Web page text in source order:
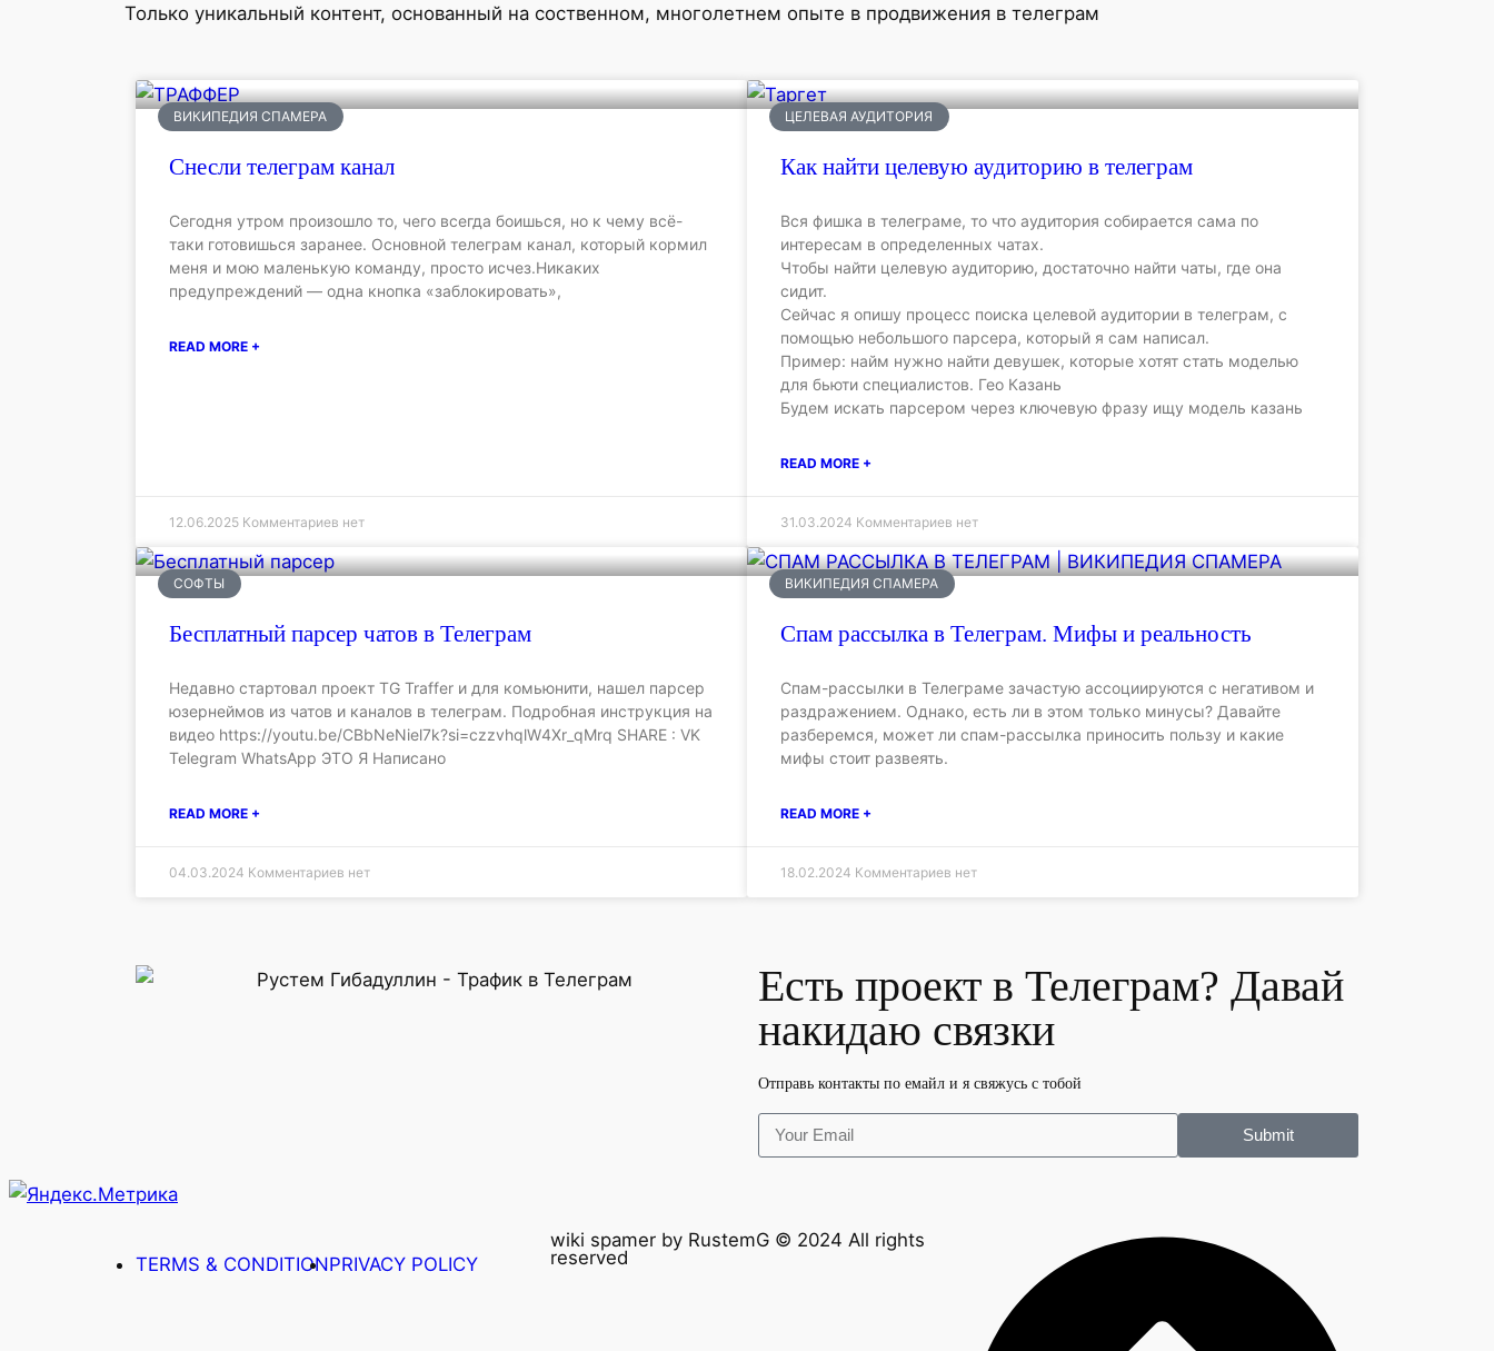
Только уникальный контент, основанный на соственном, многолетнем опыте в продвижения в телеграм
ВИКИПЕДИЯ СПАМЕРА
Снесли телеграм канал
Сегодня утром произошло то, чего всегда боишься, но к чему всё-
таки готовишься заранее. Основной телеграм канал, который кормил
меня и мою маленькую команду, просто исчез.Никаких
предупреждений — одна кнопка «заблокировать»,
READ MORE +
12.06.2025 Комментариев нет
ЦЕЛЕВАЯ АУДИТОРИЯ
Как найти целевую аудиторию в телеграм
Вся фишка в телеграме, то что аудитория собирается сама по
интересам в определенных чатах.
Чтобы найти целевую аудиторию, достаточно найти чаты, где она
сидит.
Сейчас я опишу процесс поиска целевой аудитории в телеграм, с
помощью небольшого парсера, который я сам написал.
Пример: найм нужно найти девушек, которые хотят стать моделью
для бьюти специалистов. Гео Казань
Будем искать парсером через ключевую фразу ищу модель казань
READ MORE +
31.03.2024 Комментариев нет
СОФТЫ
Бесплатный парсер чатов в Телеграм
Недавно стартовал проект TG Traffer и для комьюнити, нашел парсер
юзернеймов из чатов и каналов в телеграм. Подробная инструкция на
видео https://youtu.be/CBbNeNiel7k?si=czzvhqlW4Xr_qMrq SHARE : VK
Telegram WhatsApp ЭТО Я Написано
READ MORE +
04.03.2024 Комментариев нет
ВИКИПЕДИЯ СПАМЕРА
Спам рассылка в Телеграм. Мифы и реальность
Спам-рассылки в Телеграме зачастую ассоциируются с негативом и
раздражением. Однако, есть ли в этом только минусы? Давайте
разберемся, может ли спам-рассылка приносить пользу и какие
мифы стоит развеять.
READ MORE +
18.02.2024 Комментариев нет
Есть проект в Телеграм? Давай
накидаю связки
Отправь контакты по емайл и я свяжусь с тобой
Submit
TERMS & CONDITIONPRIVACY POLICY
wiki spamer by RustemG © 2024 All rights
reserved